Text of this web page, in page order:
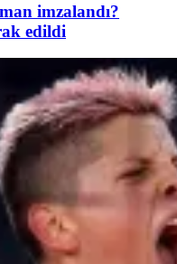
imzalandı?
edildi